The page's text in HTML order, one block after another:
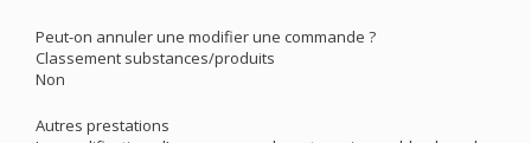
Peut-on annuler une modifier une commande ?
Classement substances/produits
Non
Autres prestations